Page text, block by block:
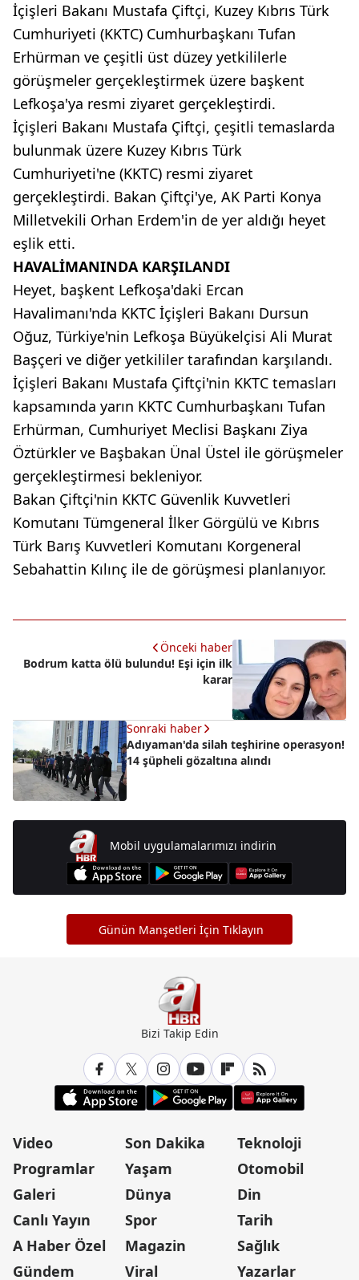
İçişleri Bakanı Mustafa Çiftçi, Kuzey Kıbrıs Türk
Cumhuriyeti (KKTC) Cumhurbaşkanı Tufan
Erhürman ve çeşitli üst düzey yetkililerle
görüşmeler gerçekleştirmek üzere başkent
Lefkoşa'ya resmi ziyaret gerçekleştirdi.
İçişleri Bakanı Mustafa Çiftçi, çeşitli temaslarda
bulunmak üzere Kuzey Kıbrıs Türk
Cumhuriyeti'ne (KKTC) resmi ziyaret
gerçekleştirdi. Bakan Çiftçi'ye, AK Parti Konya
Milletvekili Orhan Erdem'in de yer aldığı heyet
eşlik etti.
HAVALİMANINDA KARŞILANDI
Heyet, başkent Lefkoşa'daki Ercan
Havalimanı'nda KKTC İçişleri Bakanı Dursun
Oğuz, Türkiye'nin Lefkoşa Büyükelçisi Ali Murat
Başçeri ve diğer yetkililer tarafından karşılandı.
İçişleri Bakanı Mustafa Çiftçi'nin KKTC temasları
kapsamında yarın KKTC Cumhurbaşkanı Tufan
Erhürman, Cumhuriyet Meclisi Başkanı Ziya
Öztürkler ve Başbakan Ünal Üstel ile görüşmeler
gerçekleştirmesi bekleniyor.
Bakan Çiftçi'nin KKTC Güvenlik Kuvvetleri
Komutanı Tümgeneral İlker Görgülü ve Kıbrıs
Türk Barış Kuvvetleri Komutanı Korgeneral
Sebahattin Kılınç ile de görüşmesi planlanıyor.
Önceki haber
Bodrum katta ölü bulundu! Eşi için ilk
karar
Sonraki haber
Adıyaman'da silah teşhirine operasyon!
14 şüpheli gözaltına alındı
Mobil uygulamalarımızı indirin
Günün Manşetleri İçin Tıklayın
Bizi Takip Edin
Video
Programlar
Galeri
Canlı Yayın
A Haber Özel
Gündem
Son Dakika
Yaşam
Dünya
Spor
Magazin
Viral
Teknoloji
Otomobil
Din
Tarih
Sağlık
Yazarlar